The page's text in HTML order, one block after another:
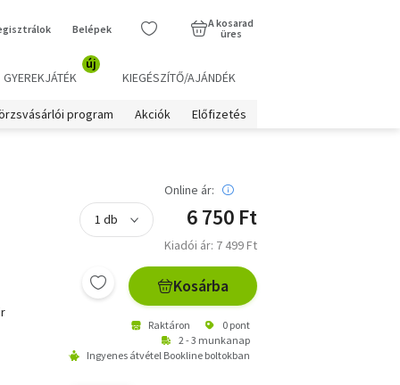
Belépek
A kosarad
üres
GYEREKJÁTÉK
új
KIEGÉSZÍTŐ/AJÁNDÉK
program Akciók Előfizetés
Online ár:
6 750 Ft
Kiadói ár: 7 499 Ft
Kosárba
Raktáron
0 pont
2 - 3 munkanap
Ingyenes átvétel Bookline boltokban